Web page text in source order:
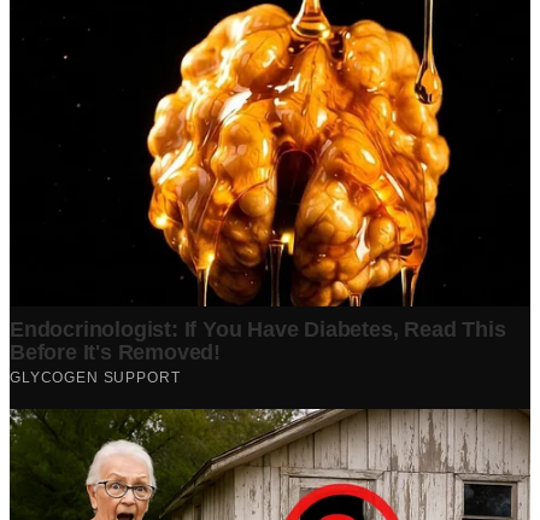
Berita Terpopuler